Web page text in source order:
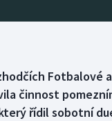
Fotbalové
činnost
řídil sobotní